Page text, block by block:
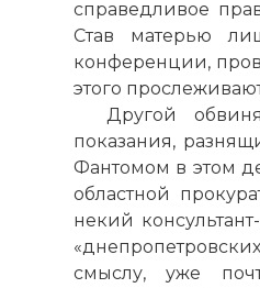
справедливое
Став матерью
конференции,
этого
Другой
показания,
Фантомом в этом
областной
некий
смыслу, уже